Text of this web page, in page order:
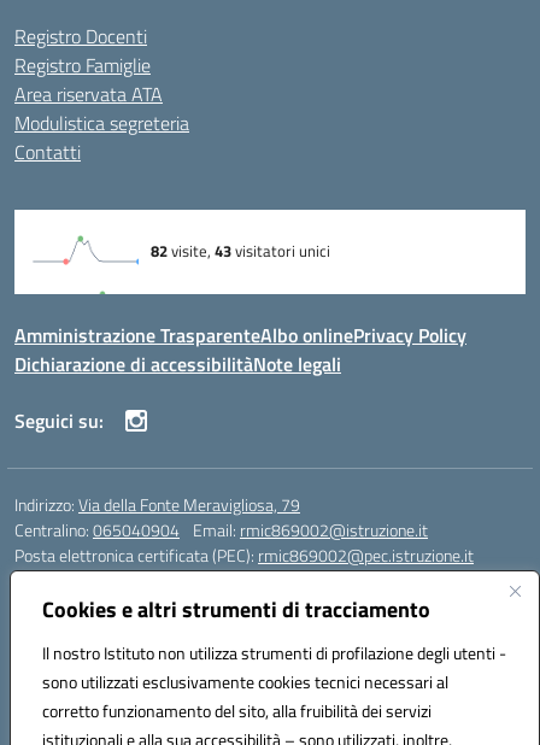
Cookies e altri strumenti di tracciamento
Il nostro Istituto non utilizza strumenti di profilazione degli utenti -
sono utilizzati esclusivamente cookies tecnici necessari al
corretto funzionamento del sito, alla fruibilità dei servizi
istituzionali e alla sua accessibilità – sono utilizzati, inoltre,
Registro Docenti
Registro Famiglie
Area riservata ATA
Modulistica segreteria
Contatti
Amministrazione TrasparenteAlbo onlinePrivacy Policy
Dichiarazione di accessibilitàNote legali
Seguici su:
Indirizzo:Via della Fonte Meravigliosa, 79
Centralino:065040904 Email: rmic869002@istruzione.it
Posta elettronica certificata (PEC): rmic869002@pec.istruzione.it
Codice fiscale: 97197090588
Codice meccanografico: RMIC869002
Codice Indice delle Pubbliche Amministrazioni (IPA): istsc_rmic869002
Codice unico di fatturazione (CUF): UFRHFP
Iban dell’Istituto comprensivo presso Banca Intesa San Paolo: